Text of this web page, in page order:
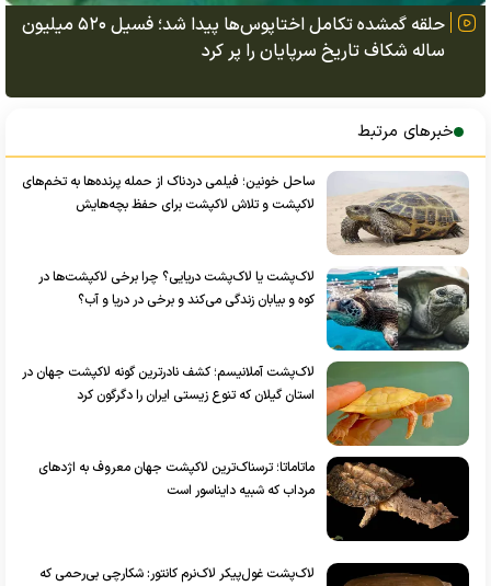
حلقه گمشده تکامل اختاپوس‌ها پیدا شد؛ فسیل ۵۲۰ میلیون
ساله شکاف تاریخ سرپایان را پر کرد
خبرهای مرتبط
ساحل خونین؛ فیلمی دردناک از حمله پرنده‌ها به تخم‌های
لاکپشت و تلاش لاکپشت برای حفظ بچه‌هایش
لاک‌پشت یا لاک‌پشت دریایی؟ چرا برخی لاکپشت‌ها در
کوه و بیابان زندگی می‌کند و برخی در دریا و آب؟
لاک‌پشت آملانیسم؛ کشف نادرترین گونه لاکپشت جهان در
استان گیلان که تنوع زیستی ایران را دگرگون کرد
ماتاماتا؛ ترسناک‌ترین لاکپشت جهان معروف به اژد‌های
مرداب که شبیه دایناسور است
لاک‌پشت غول‌پیکر لاک‌نرم کانتور: شکارچی بی‌رحمی که